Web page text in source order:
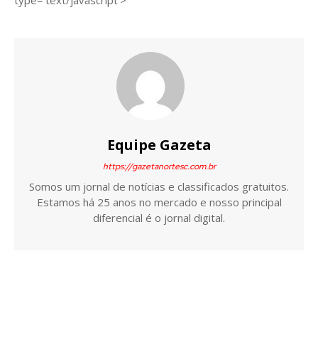
Equipe Gazeta
https://gazetanortesc.com.br
Somos um jornal de notícias e classificados gratuitos.
Estamos há 25 anos no mercado e nosso principal
diferencial é o jornal digital.